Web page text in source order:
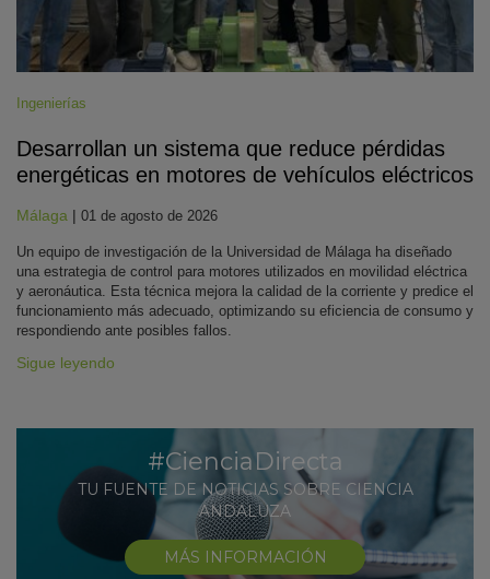
Ingenierías
Desarrollan un sistema que reduce pérdidas
energéticas en motores de vehículos eléctricos
Málaga | 01 de agosto de 2026
Un equipo de investigación de la Universidad de Málaga ha diseñado
una estrategia de control para motores utilizados en movilidad eléctrica
y aeronáutica. Esta técnica mejora la calidad de la corriente y predice el
funcionamiento más adecuado, optimizando su eficiencia de consumo y
respondiendo ante posibles fallos.
Sigue leyendo
#CienciaDirecta
TU FUENTE DE NOTICIAS SOBRE CIENCIA
ANDALUZA
MÁS INFORMACIÓN